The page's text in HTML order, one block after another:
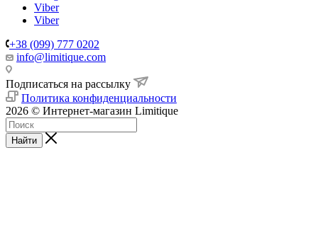
Viber
Viber
+38 (099) 777 0202
info@limitique.com
Подписаться на рассылку
Политика конфиденциальности
2026 © Интернет-магазин Limitique
Найти